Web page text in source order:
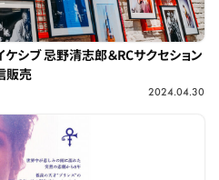
シブ 忌野清志郎＆RCサクセション
販売
2024.04.30